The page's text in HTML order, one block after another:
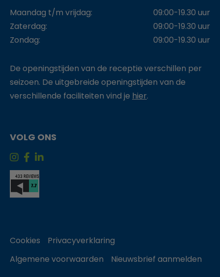
Maandag t/m vrijdag:
09:00-19.30 uur
Zaterdag:
09:00-19.30 uur
Zondag:
09:00-19.30 uur
De openingstijden van de receptie verschillen per
seizoen. De uitgebreide openingstijden van de
verschillende faciliteiten vind je hier.
VOLG ONS
Cookies
Privacyverklaring
Algemene voorwaarden
Nieuwsbrief aanmelden